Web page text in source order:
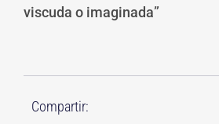
viscuda o imaginada”
Compartir: